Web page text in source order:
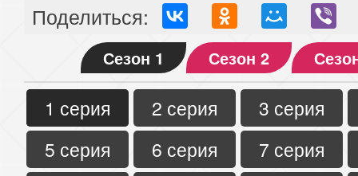
Поделиться:
Сезон 1 Сезон 2
1 серия 2 серия
3 серия
5 серия
6 серия
7 серия